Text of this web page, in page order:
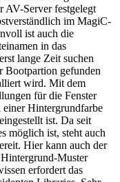
AV-Server festgelegt
im MagiC-
ist auch die
in das
lange Zeit suchen
Bootpartion gefunden
wird. Mit dem
für die Fenster
Hintergrundfarbe
ist. Da seit
möglich ist, steht auch
Hier kann auch der
Muster
erfordert das